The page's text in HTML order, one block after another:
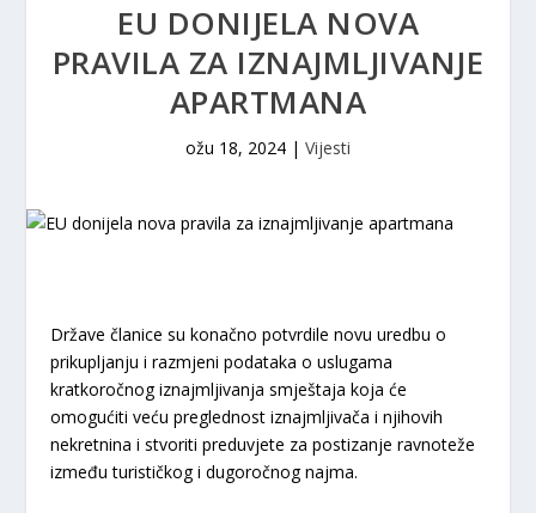
EU DONIJELA NOVA
PRAVILA ZA IZNAJMLJIVANJE
APARTMANA
ožu 18, 2024 | Vijesti
Države članice su konačno potvrdile novu uredbu o
prikupljanju i razmjeni podataka o uslugama
kratkoročnog iznajmljivanja smještaja koja će
omogućiti veću preglednost iznajmljivača i njihovih
nekretnina i stvoriti preduvjete za postizanje ravnoteže
između turističkog i dugoročnog najma.